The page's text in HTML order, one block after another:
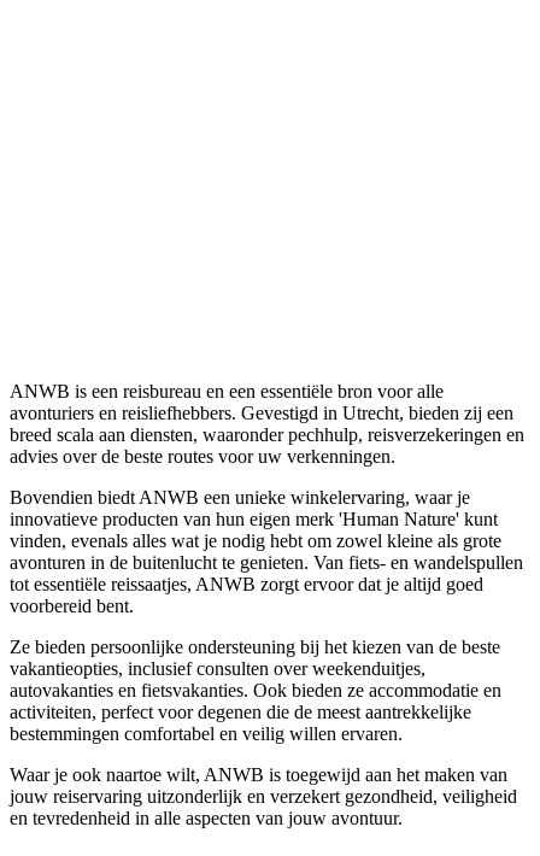
ANWB is een reisbureau en een essentiële bron voor alle
avonturiers en reisliefhebbers. Gevestigd in Utrecht, bieden zij een
breed scala aan diensten, waaronder pechhulp, reisverzekeringen en
advies over de beste routes voor uw verkenningen.
Bovendien biedt ANWB een unieke winkelervaring, waar je
innovatieve producten van hun eigen merk 'Human Nature' kunt
vinden, evenals alles wat je nodig hebt om zowel kleine als grote
avonturen in de buitenlucht te genieten. Van fiets- en wandelspullen
tot essentiële reissaatjes, ANWB zorgt ervoor dat je altijd goed
voorbereid bent.
Ze bieden persoonlijke ondersteuning bij het kiezen van de beste
vakantieopties, inclusief consulten over weekenduitjes,
autovakanties en fietsvakanties. Ook bieden ze accommodatie en
activiteiten, perfect voor degenen die de meest aantrekkelijke
bestemmingen comfortabel en veilig willen ervaren.
Waar je ook naartoe wilt, ANWB is toegewijd aan het maken van
jouw reiservaring uitzonderlijk en verzekert gezondheid, veiligheid
en tevredenheid in alle aspecten van jouw avontuur.